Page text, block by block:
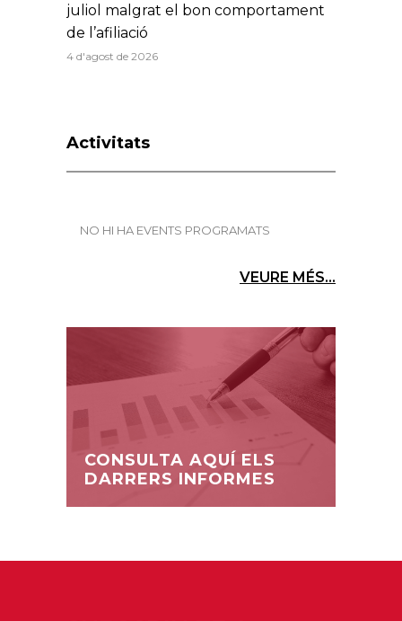
juliol malgrat el bon comportament
de l’afiliació
4 d'agost de 2026
Activitats
NO HI HA EVENTS PROGRAMATS
VEURE MÉS...
CONSULTA AQUÍ ELS
DARRERS INFORMES